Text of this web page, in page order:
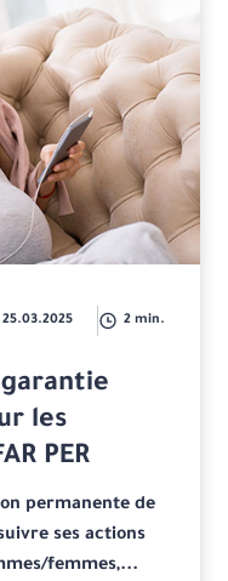
25.03.2025 2 min.
garantie
les
PER
permanente de
ses actions
femmes,...